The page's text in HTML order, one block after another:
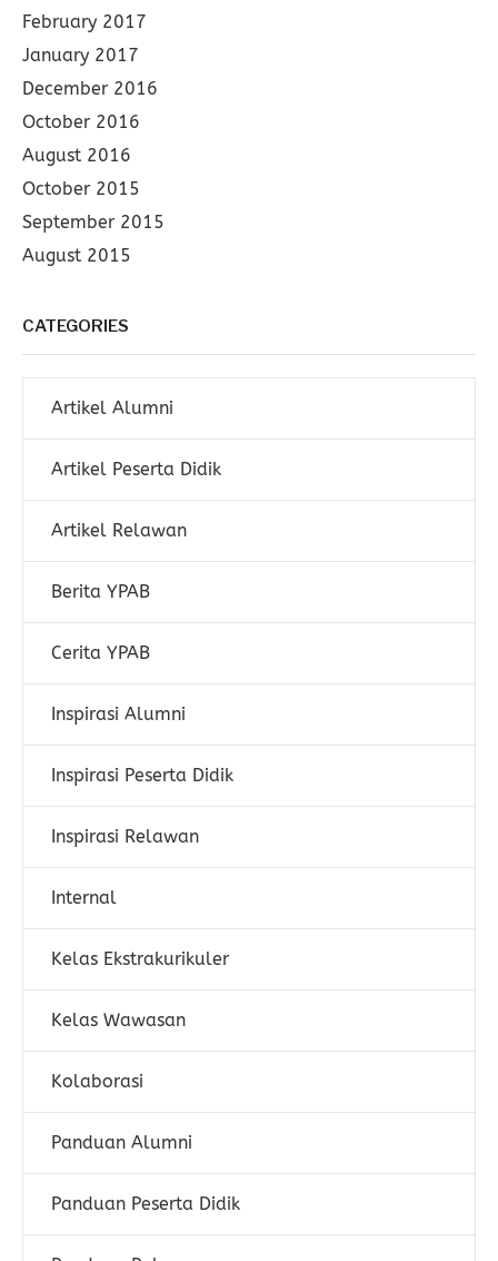
February 2017
January 2017
December 2016
October 2016
August 2016
October 2015
September 2015
August 2015
CATEGORIES
Artikel Alumni
Artikel Peserta Didik
Artikel Relawan
Berita YPAB
Cerita YPAB
Inspirasi Alumni
Inspirasi Peserta Didik
Inspirasi Relawan
Internal
Kelas Ekstrakurikuler
Kelas Wawasan
Kolaborasi
Panduan Alumni
Panduan Peserta Didik